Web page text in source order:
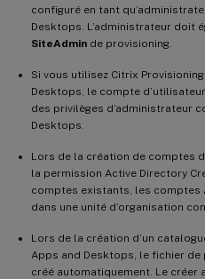
configuré en tant
Desktops. L’administrateur doit
SiteAdmin de provisioning.
Si vous utilisez Citrix
Desktops, le compte
des privilèges d’administrateur
Desktops.
Lors de la création de comptes
la permission Active Directory
comptes existants, les comptes
dans une unité d’organisation
Lors de la création d’un
Apps and Desktops, le fichier
créé automatiquement. Le créer